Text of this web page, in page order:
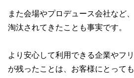
また会場やプロデュース会社など
淘汰されてきたことも事実です。
より安心して利用できる企業やフ
が残ったことは、お客様にとって